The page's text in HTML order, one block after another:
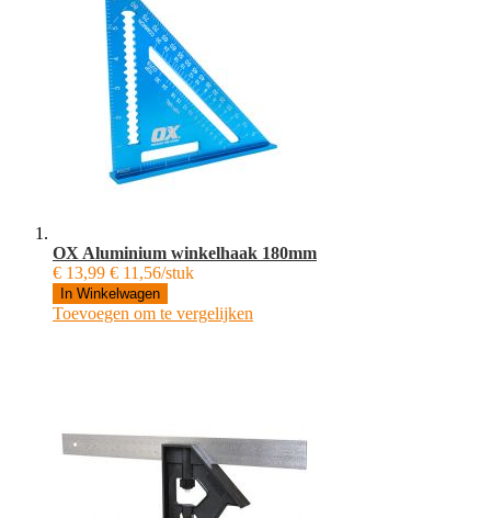
OX Aluminium winkelhaak 180mm
€ 13,99 € 11,56/stuk
In Winkelwagen
Toevoegen om te vergelijken